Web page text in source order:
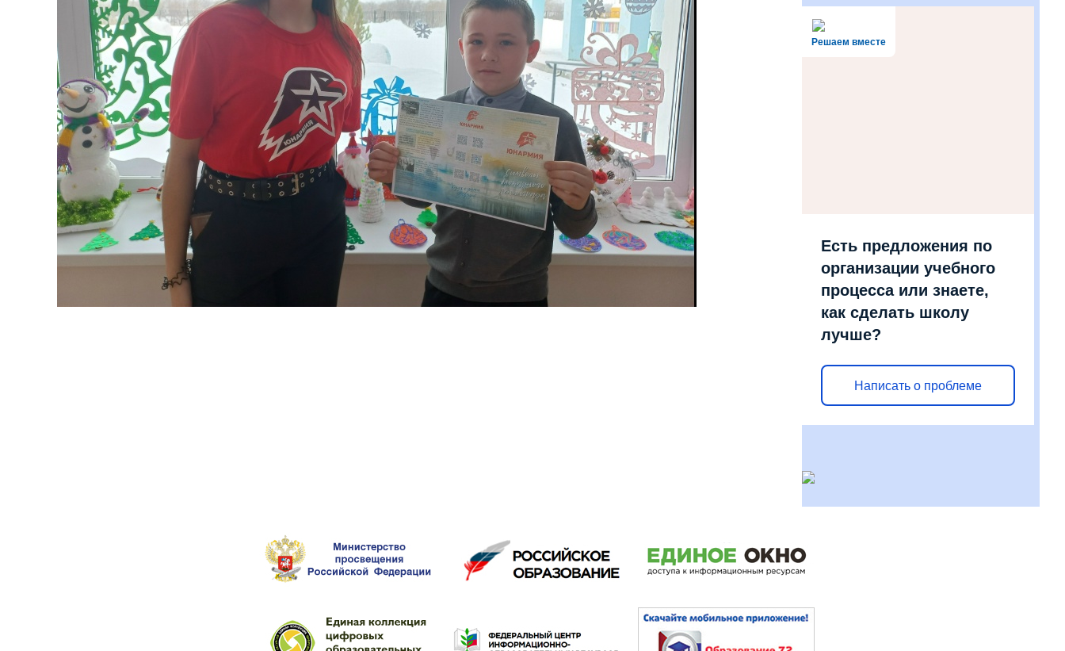
Решаем вместе
Есть предложения по
организации учебного
процесса или знаете,
как сделать школу
лучше?
Написать о проблеме